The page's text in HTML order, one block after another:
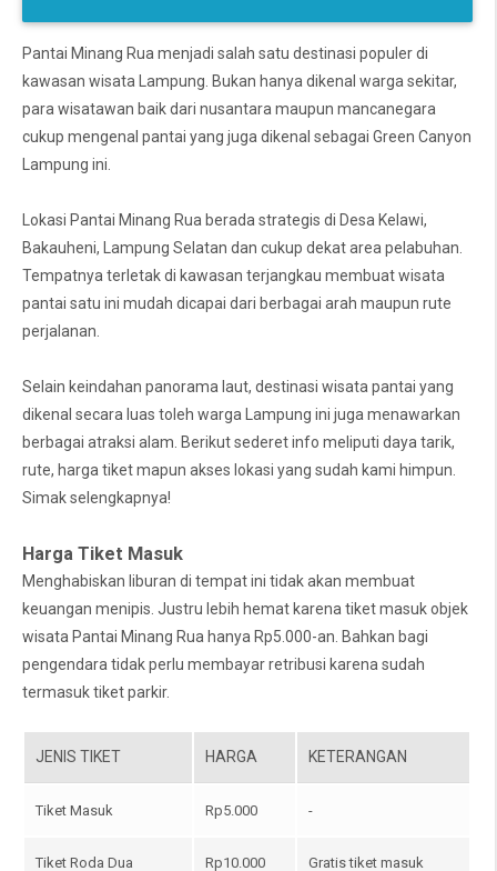
Pantai Minang Rua menjadi salah satu destinasi populer di
kawasan wisata Lampung. Bukan hanya dikenal warga sekitar,
para wisatawan baik dari nusantara maupun mancanegara
cukup mengenal pantai yang juga dikenal sebagai Green Canyon
Lampung ini.
Lokasi Pantai Minang Rua berada strategis di Desa Kelawi,
Bakauheni, Lampung Selatan dan cukup dekat area pelabuhan.
Tempatnya terletak di kawasan terjangkau membuat wisata
pantai satu ini mudah dicapai dari berbagai arah maupun rute
perjalanan.
Selain keindahan panorama laut, destinasi wisata pantai yang
dikenal secara luas toleh warga Lampung ini juga menawarkan
berbagai atraksi alam. Berikut sederet info meliputi daya tarik,
rute, harga tiket mapun akses lokasi yang sudah kami himpun.
Simak selengkapnya!
Harga Tiket Masuk
Menghabiskan liburan di tempat ini tidak akan membuat
keuangan menipis. Justru lebih hemat karena tiket masuk objek
wisata Pantai Minang Rua hanya Rp5.000-an. Bahkan bagi
pengendara tidak perlu membayar retribusi karena sudah
termasuk tiket parkir.
JENIS TIKET HARGA KETERANGAN
Tiket Masuk Rp5.000 -
Tiket Roda Dua Rp10.000 Gratis tiket masuk